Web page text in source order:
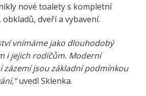
nové toalety s kompletní
dveří a vybavení.
vnímáme jako dlouhodobý
i jejich rodičům. Moderní
zázemí jsou základní podmínkou
uvedl Sklenka.